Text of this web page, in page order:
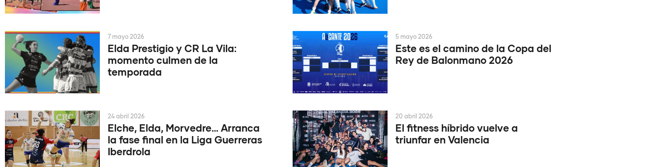
Elda Prestigio y CR La Vila:
momento culmen de la
temporada
7 mayo 2026
Este es el camino de la Copa del
Rey de Balonmano 2026
5 mayo 2026
Elche, Elda, Morvedre… Arranca
la fase final en la Liga Guerreras
Iberdrola
24 abril 2026
El fitness híbrido vuelve a
triunfar en Valencia
20 abril 2026